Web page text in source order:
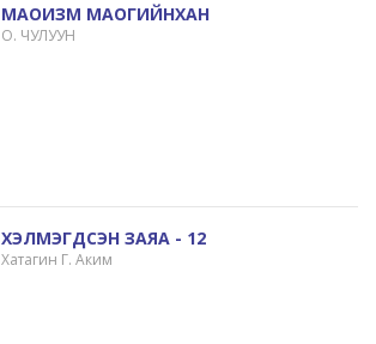
МАОИЗМ МАОГИЙНХАН
О. ЧУЛУУН
ХЭЛМЭГДСЭН ЗАЯА - 12
Хатагин Г. Аким